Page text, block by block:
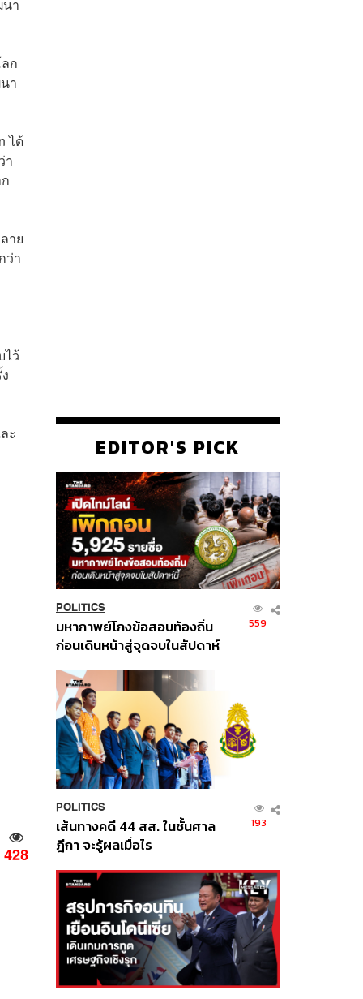
นา
ก
า
ได้
า
าย
ว่า
ไว้
ะ
428
EDITOR'S PICK
POLITICS
มหากาพย์โกงข้อสอบท้องถิ่น
ก่อนเดินหน้าสู่จุดจบในสัปดาห์
559
POLITICS
เส้นทางคดี 44 สส. ในชั้นศาล
ฎีกา จะรู้ผลเมื่อไร
193